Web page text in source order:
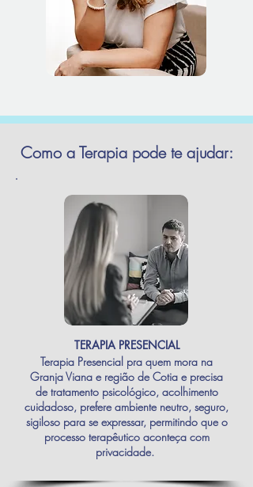
Como a Terapia pode te ajudar:
TERAPIA PRESENCIAL
Terapia Presencial pra quem mora na
Granja Viana e região de Cotia e precisa
de tratamento psicológico, acolhimento
cuidadoso, prefere ambiente neutro, seguro,
sigiloso para se expressar, permitindo que o
processo terapêutico aconteça com
privacidade.